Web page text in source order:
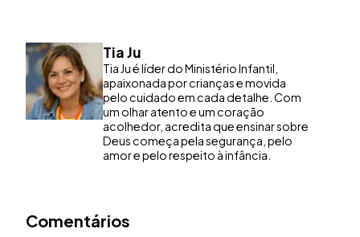
Tia Ju
Tia Ju é líder do Ministério Infantil,
apaixonada por crianças e movida
pelo cuidado em cada detalhe. Com
um olhar atento e um coração
acolhedor, acredita que ensinar sobre
Deus começa pela segurança, pelo
amor e pelo respeito à infância.
Comentários